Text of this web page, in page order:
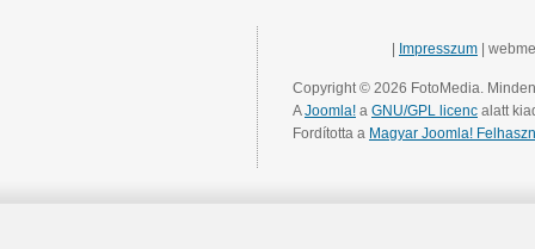
Impresszum |
Copyright © 2026 FotoMedia.
AJoomla! a GNU/GPL licenc alatt
Fordította a Magyar Joomla!